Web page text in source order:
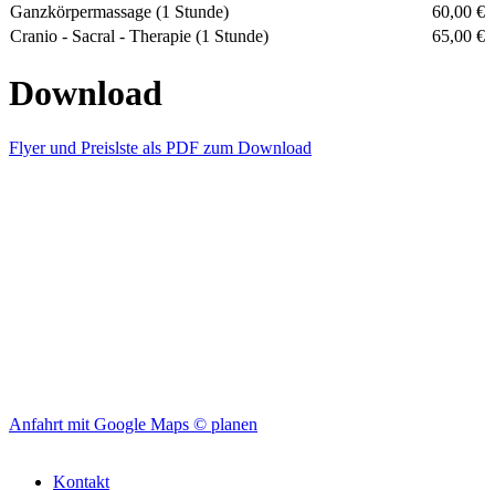
Ganzkörpermassage (1 Stunde)
60,00 €
Cranio - Sacral - Therapie (1 Stunde)
65,00 €
Download
Flyer und Preislste als PDF zum Download
Anfahrt mit Google Maps © planen
Kontakt